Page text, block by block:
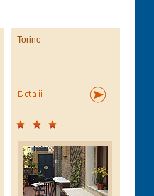
Torino